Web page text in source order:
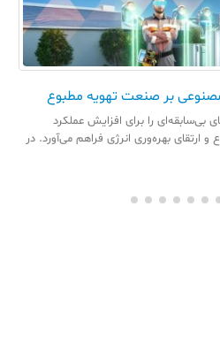
بر صنعت تهویه مطبوع
را برای افزایش عملکرد
ارتقای بهره‌وری انرژی فراهم می‌آورد. در